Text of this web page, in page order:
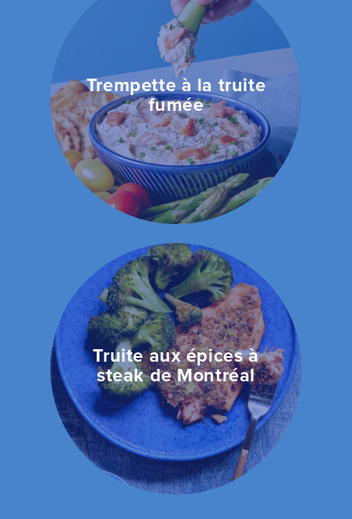
Trempette à la truite
fumée
Truite aux épices à
steak de Montréal